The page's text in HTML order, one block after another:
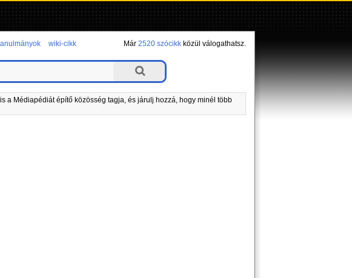
wiki-cikk Már 2520 szócikkközül válogathatsz.
a Médiapédiát építő közösség tagja, és járulj hozzá, hogy minél több